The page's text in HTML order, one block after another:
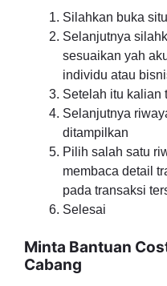
Silahkan buka
Selanjutnya
sesuaikan yah
individu atau
Setelah itu kalian
Selanjutnya
ditampilkan
Pilih salah satu
membaca detail
pada transaksi
Selesai
Minta Bantuan
Cabang